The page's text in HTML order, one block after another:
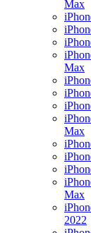
Max
Max
Max
Max
2022